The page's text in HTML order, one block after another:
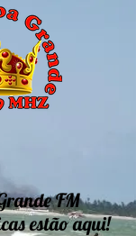
FM
estão aqui!